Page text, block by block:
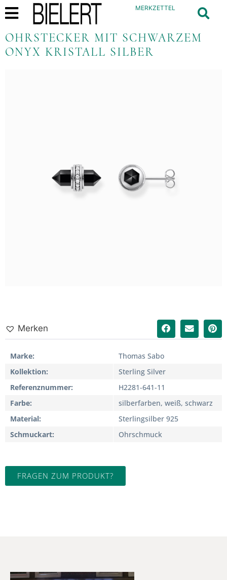
MERKZETTEL
OHRSTECKER MIT SCHWARZEM
ONYX KRISTALL SILBER
Merken
Marke
Thomas Sabo
Kollektion
Sterling Silver
Referenznummer
H2281-641-11
Farbe
silberfarben, weiß, schwarz
Material
Sterlingsilber 925
Schmuckart
Ohrschmuck
FRAGEN ZUM PRODUKT?